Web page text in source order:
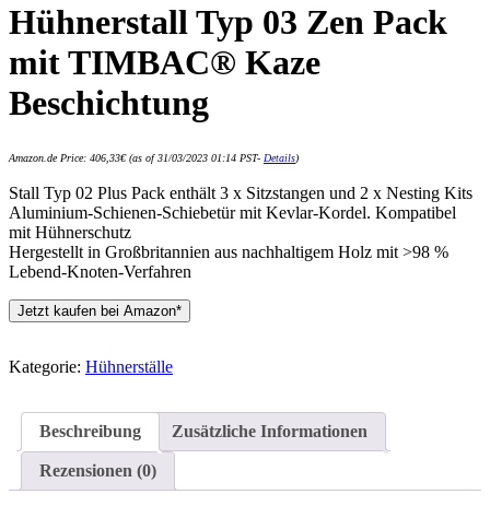
Hühnerstall Typ 03 Zen Pack
mit TIMBAC® Kaze
Beschichtung
Amazon.de Price: 406,33€(as of 31/03/2023 01:14 PST- Details)
Stall Typ 02 Plus Pack enthält 3 x Sitzstangen und 2 x Nesting Kits
Aluminium-Schienen-Schiebetür mit Kevlar-Kordel. Kompatibel
mit Hühnerschutz
Hergestellt in Großbritannien aus nachhaltigem Holz mit >98 %
Lebend-Knoten-Verfahren
Jetzt kaufen bei Amazon*
Kategorie: Hühnerställe
Beschreibung Zusätzliche Informationen
Rezensionen (0)